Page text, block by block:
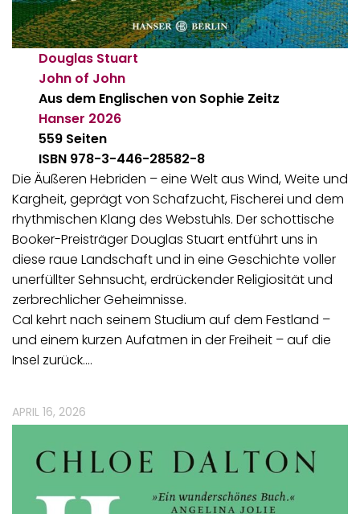
Douglas Stuart
John of John
Aus dem Englischen von Sophie Zeitz
Hanser 2026
559 Seiten
ISBN 978-3-446-28582-8
Die Äußeren Hebriden – eine Welt aus Wind, Weite und
Kargheit, geprägt von Schafzucht, Fischerei und dem
rhythmischen Klang des Webstuhls. Der schottische
Booker-Preisträger Douglas Stuart entführt uns in
diese raue Landschaft und in eine Geschichte voller
unerfüllter Sehnsucht, erdrückender Religiosität und
zerbrechlicher Geheimnisse.
Cal kehrt nach seinem Studium auf dem Festland –
und einem kurzen Aufatmen in der Freiheit – auf die
Insel zurück.…
APRIL 16, 2026